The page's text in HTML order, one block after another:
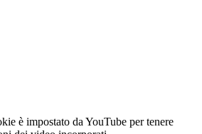
è impostato da YouTube per tenere